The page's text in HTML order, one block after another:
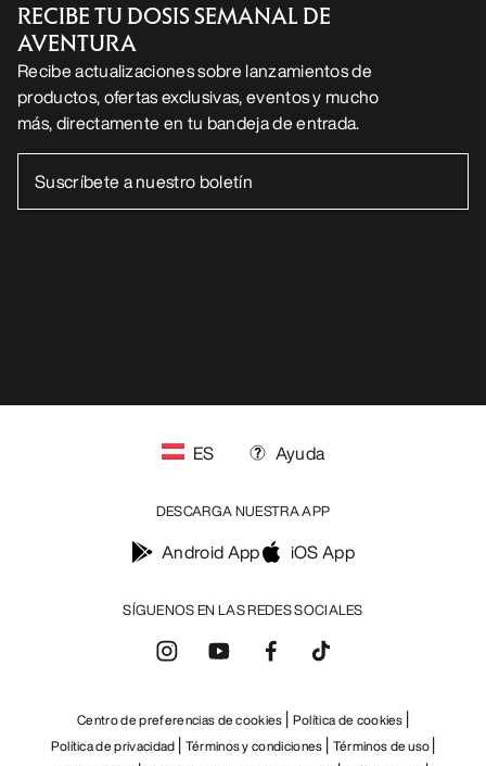
RECIBE TU DOSIS SEMANAL DE
AVENTURA
Recibe actualizaciones sobre lanzamientos de
productos, ofertas exclusivas, eventos y mucho
más, directamente en tu bandeja de entrada.
SÍGUENOS EN LAS REDES SOCIALES
ES Ayuda
DESCARGA NUESTRA APP
Android App iOS App
Centro de preferencias de cookies Política de cookies
Política de privacidad Términos y condiciones Términos de uso